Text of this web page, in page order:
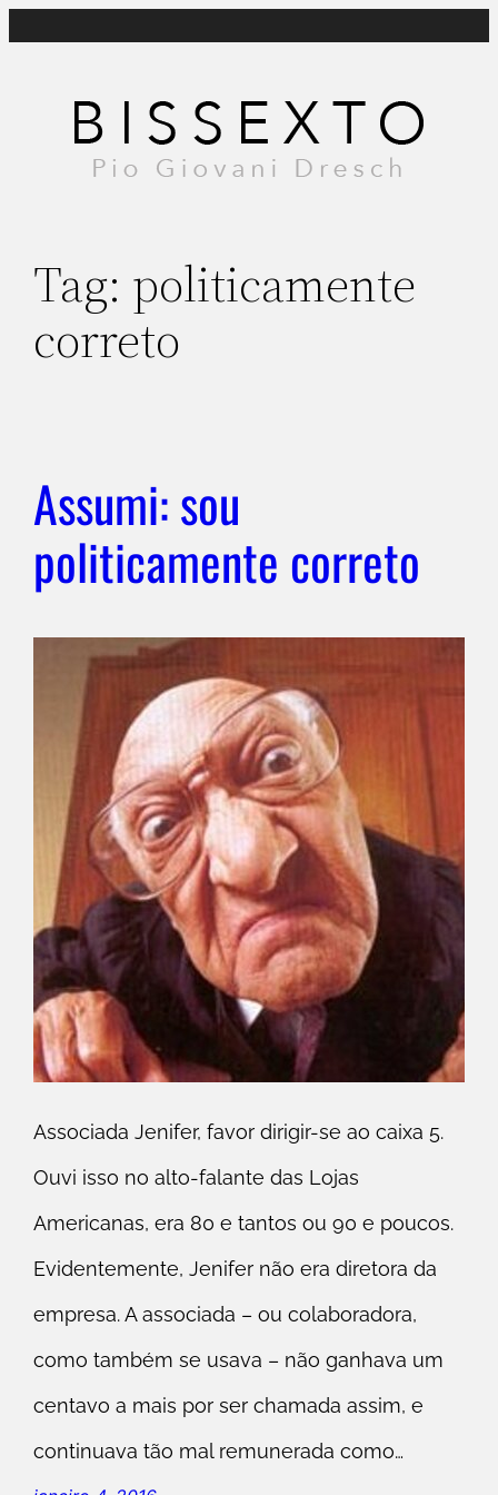
conteúdo
Tag: politicamente
correto
Assumi: sou
politicamente correto
Associada Jenifer, favor dirigir-se ao caixa 5.
Ouvi isso no alto-falante das Lojas
Americanas, era 80 e tantos ou 90 e poucos.
Evidentemente, Jenifer não era diretora da
empresa. A associada – ou colaboradora,
como também se usava – não ganhava um
centavo a mais por ser chamada assim, e
continuava tão mal remunerada como…